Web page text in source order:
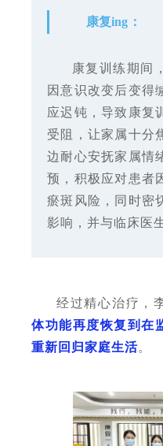
康复ing：
康复训练期间
因意识改变后变得
应迟钝，导致康复
受阻，让家属十分
边耐心安抚家属情
预，积极应对患者
瘀斑风险，同时密
影响，并与临床医
经过精心治疗，
体功能再度恢复到在
重新回归家庭生活。